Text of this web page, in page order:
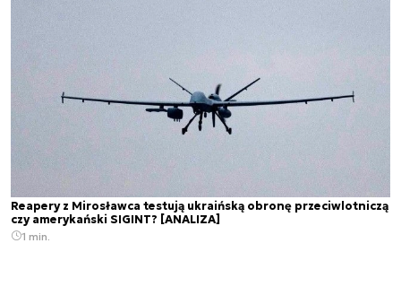
Reapery z Mirosławca testują ukraińską obronę przeciwlotniczą
czy amerykański SIGINT? [ANALIZA]
1 min.